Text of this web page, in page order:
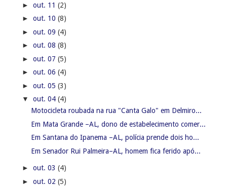
► out. 11 (2)
► out. 10 (8)
► out. 09 (4)
► out. 08 (8)
► out. 07 (5)
► out. 06 (4)
► out. 05 (3)
▼ out. 04 (4)
Motocicleta roubada na rua "Canta Galo" em Delmiro...
Em Mata Grande –AL, dono de estabelecimento comer...
Em Santana do Ipanema –AL, polícia prende dois ho...
Em Senador Rui Palmeira–AL, homem fica ferido apó...
► out. 03 (4)
► out. 02 (5)